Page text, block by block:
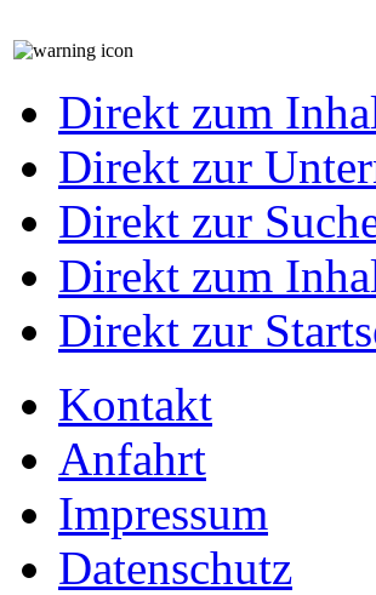
Direkt zum
Direkt zur
Direkt zur
Direkt zum
Direkt zur
Kontakt
Anfahrt
Impressum
Datenschutz